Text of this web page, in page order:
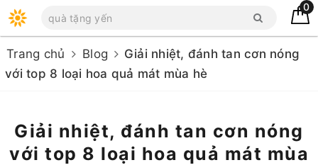
0
Trang chủ Blog
Giải nhiệt, đánh tan cơn nóng
với top 8 loại hoa quả mát mùa hè
Giải nhiệt, đánh tan cơn nóng
với top 8 loại hoa quả mát mùa